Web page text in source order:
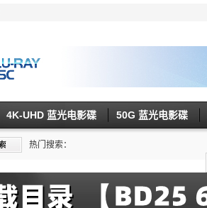
4K-UHD 蓝光电影碟 50G 蓝光电影碟
热门搜索：